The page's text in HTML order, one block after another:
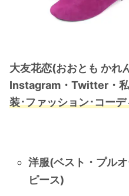
吉川愛
・田辺桃子
・滝沢カレン
・トリンドル玲奈
・ 北川景子
橋本環奈
大友花恋(おおとも かれ
Instagram・Twitter・
装･ファッション･コー
洋服(ベスト・プル
ピース)